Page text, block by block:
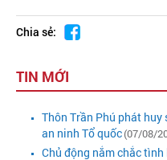
Chia sẻ:
TIN MỚI
Thôn Trần Phú phát
an ninh Tổ quốc(07/08/
Chủ động nắm chắc